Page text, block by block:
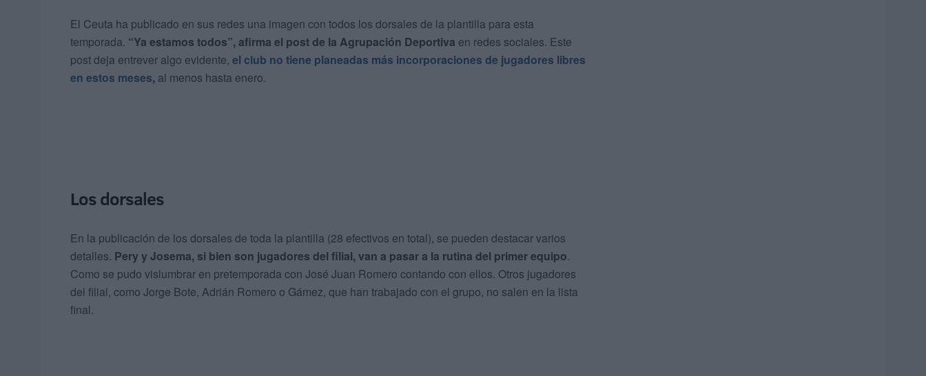
El Ceuta ha publicado en sus redes una imagen con todos los dorsales de la plantilla para esta
temporada. “Ya estamos todos”, afirma el post de la Agrupación Deportiva en redes sociales. Este
post deja entrever algo evidente, el club no tiene planeadas más incorporaciones de jugadores libres
en estos meses, al menos hasta enero.
Los dorsales
En la publicación de los dorsales de toda la plantilla (28 efectivos en total), se pueden destacar varios
detalles. Pery y Josema, si bien son jugadores del filial, van a pasar a la rutina del primer equipo.
Como se pudo vislumbrar en pretemporada con José Juan Romero contando con ellos. Otros jugadores
del filial, como Jorge Bote, Adrián Romero o Gámez, que han trabajado con el grupo, no salen en la lista
final.